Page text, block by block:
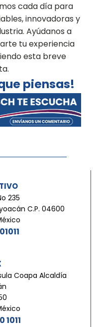
cada día para
innovadoras y
Ayúdanos a
tu experiencia
esta breve
piensas!
235
C.P. 04600
Coapa Alcaldía
1011